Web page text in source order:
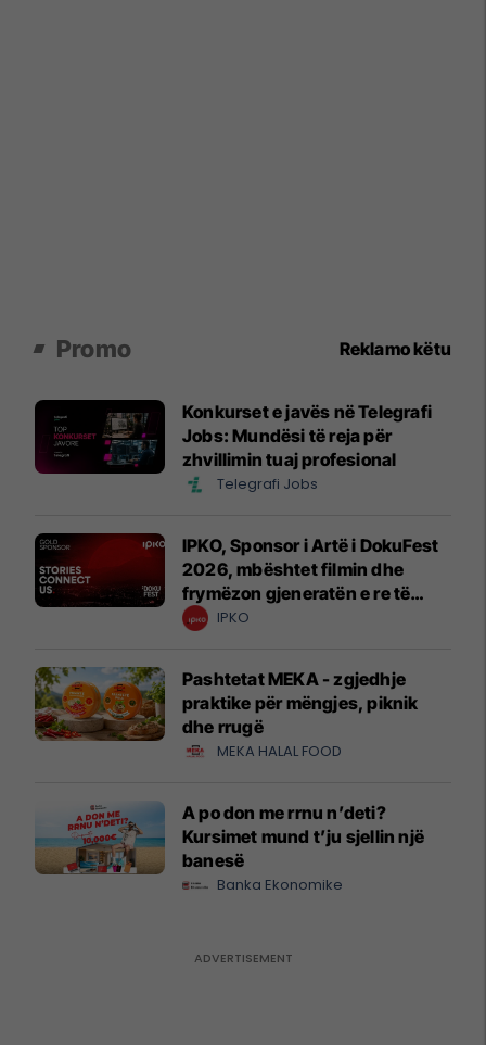
Promo Reklamo këtu
Konkurset e javës në Telegrafi
Jobs: Mundësi të reja për
zhvillimin tuaj profesional
Telegrafi Jobs
IPKO, Sponsor i Artë i DokuFest
2026, mbështet filmin dhe
frymëzon gjeneratën e re të
krijuesve
IPKO
Pashtetat MEKA - zgjedhje
praktike për mëngjes, piknik
dhe rrugë
MEKA HALAL FOOD
A po don me rrnu n’deti?
Kursimet mund t’ju sjellin një
banesë
Banka Ekonomike